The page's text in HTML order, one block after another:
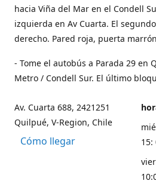
hacia Viña del Mar en el Condell
izquierda en Av Cuarta. El
derecho. Pared roja, puerta
- Tome el autobús a Parada 29 en
Metro / Condell Sur. El último
Av. Cuarta 688, 2421251
Quilpué, V-Region, Chile
Cómo llegar
15: